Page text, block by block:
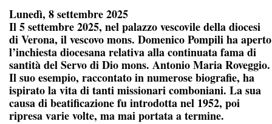
Lunedì, 8 settembre 2025
Il 5 settembre 2025, nel palazzo vescovile della diocesi
di Verona, il vescovo mons. Domenico Pompili ha aperto
l’inchiesta diocesana relativa alla continuata fama di
santità del Servo di Dio mons. Antonio Maria Roveggio.
Il suo esempio, raccontato in numerose biografie, ha
ispirato la vita di tanti missionari comboniani. La sua
causa di beatificazione fu introdotta nel 1952, poi
ripresa varie volte, ma mai portata a termine.